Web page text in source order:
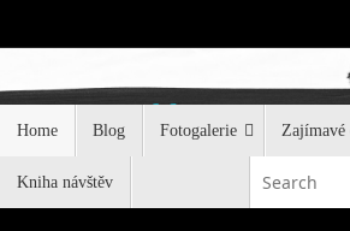
to
Don Fohler
prezentace fotografií a cestovní
Home Blog Fotogalerie Zajímavé
Kniha návštěv